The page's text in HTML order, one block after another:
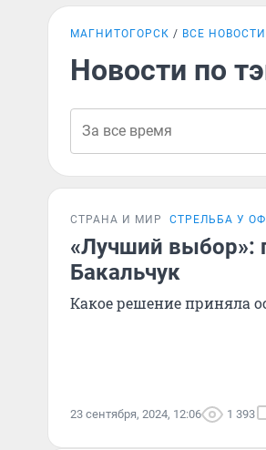
МАГНИТОГОРСК ВСЕ НОВОСТИ
Новости по
СТРАНА И МИР СТРЕЛЬБА У
«Лучший выбор»:
Бакальчук
Какое решение приняла
23 сентября, 2024, 12:06 1 393